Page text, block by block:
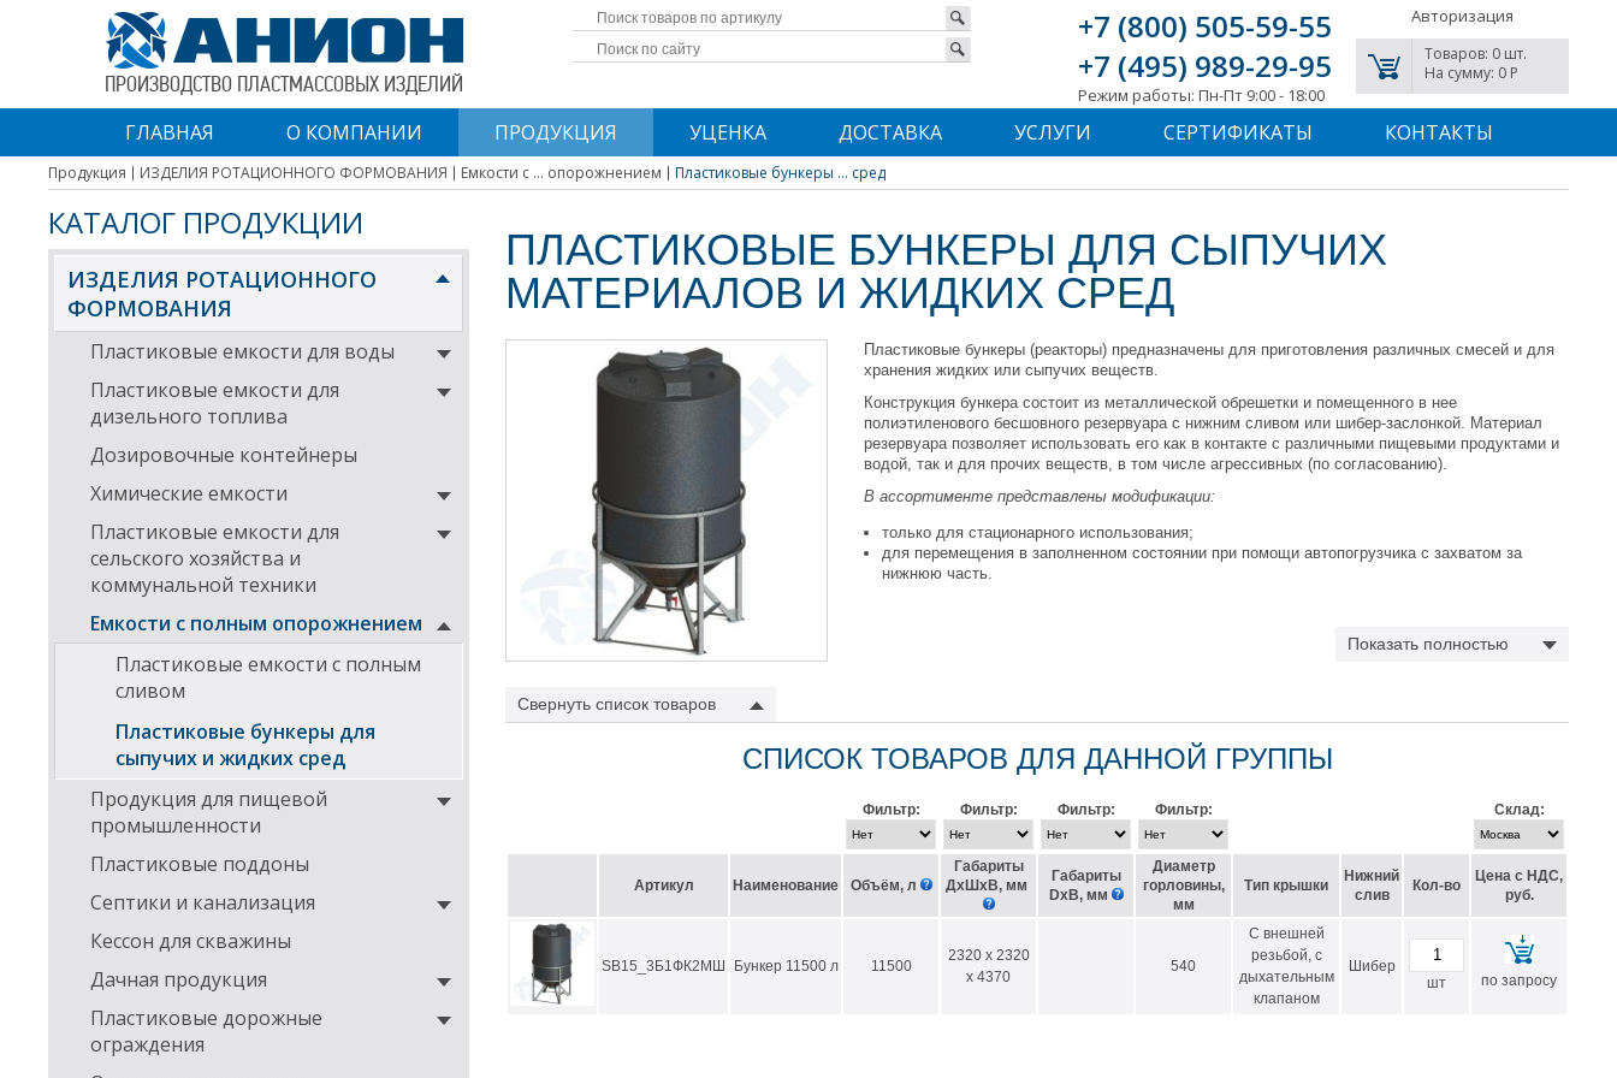
+7 (800) 505-59-55
+7 (495) 989-29-95
Режим работы: Пн-Пт 9:00 - 18:00
Авторизация
Товаров: 0 шт.
На сумму: 0 P
ПРОИЗВОДСТВО ПЛАСТМАССОВЫХ ИЗДЕЛИЙ
ГЛАВНАЯ О КОМПАНИИ ПРОДУКЦИЯ УЦЕНКА ДОСТАВКА УСЛУГИ СЕРТИФИКАТЫ КОНТАКТЫ
Продукция ИЗДЕЛИЯ РОТАЦИОННОГО ФОРМОВАНИЯ Емкости с ... опорожнением Пластиковые бункеры ... сред
КАТАЛОГ ПРОДУКЦИИ
ИЗДЕЛИЯ РОТАЦИОННОГО
ФОРМОВАНИЯ
Пластиковые емкости для воды
Пластиковые емкости для
дизельного топлива
Дозировочные контейнеры
Химические емкости
Пластиковые емкости для
сельского хозяйства и
коммунальной техники
Емкости с полным опорожнением
Пластиковые емкости с полным
сливом
Пластиковые бункеры для
сыпучих и жидких сред
Продукция для пищевой
промышленности
Пластиковые поддоны
Септики и канализация
Кессон для скважины
Дачная продукция
Пластиковые дорожные
ограждения
ПЛАСТИКОВЫЕ БУНКЕРЫ ДЛЯ СЫПУЧИХ
МАТЕРИАЛОВ И ЖИДКИХ СРЕД
Пластиковые бункеры (реакторы) предназначены для приготовления различных смесей и для
хранения жидких или сыпучих веществ.
Конструкция бункера состоит из металлической обрешетки и помещенного в нее
полиэтиленового бесшовного резервуара с нижним сливом или шибер-заслонкой. Материал
резервуара позволяет использовать его как в контакте с различными пищевыми продуктами и
водой, так и для прочих веществ, в том числе агрессивных (по согласованию).
В ассортименте представлены модификации:
только для стационарного использования;
для перемещения в заполненном состоянии при помощи автопогрузчика с захватом за
нижнюю часть.
В зависимости от типа бункера, в его нижней части для обеспечения разгрузки
поворотная заслонка D 160 мм для вязких веществ;
сливной кранс проходным сечением от 1 до 2 дюймов для жидкостей.
Показать полностью
Свернуть список товаров
СПИСОК ТОВАРОВ ДЛЯ ДАННОЙ ГРУППЫ
Фильтр: Фильтр: Фильтр: Фильтр: Склад:
Артикул Наименование Объём, л
Габариты
ДхШхВ, мм
Габариты
DхВ, мм
Диаметр
горловины,
мм
Тип крышки
Нижний
слив
Кол-во
Цена с НДС,
руб.
SB15_3Б1ФК2МШ Бункер 11500 л 11500
2320 x 2320
x 4370
540
С внешней
резьбой, с
дыхательным
клапаном
Шибер
шт
по запросу